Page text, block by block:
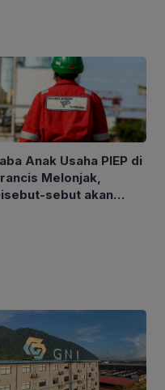
Anak Usaha PIEP di
Melonjak,
sebut akan